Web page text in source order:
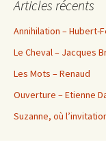
Articles récents
Annihilation – Hubert-
Le Cheval – Jacques
Les Mots – Renaud
Ouverture – Etienne
Suzanne, où